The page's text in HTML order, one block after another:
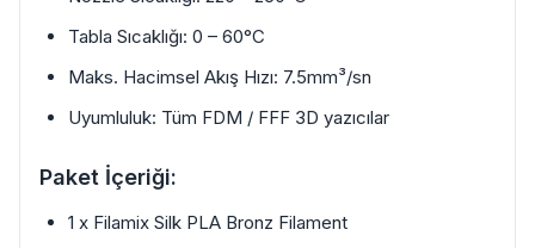
Tabla Sıcaklığı: 0 – 60°C
Maks. Hacimsel Akış Hızı: 7.5mm³/sn
Uyumluluk: Tüm FDM / FFF 3D yazıcılar
Paket İçeriği:
1 x Filamix Silk PLA Bronz Filament